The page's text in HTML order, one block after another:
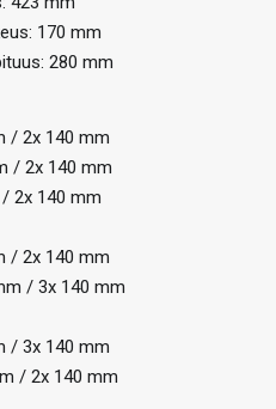
170 mm
280 mm
/ 2x 140 mm
/ 2x 140 mm
2x 140 mm
/ 2x 140 mm
/ 3x 140 mm
/ 3x 140 mm
/ 2x 140 mm